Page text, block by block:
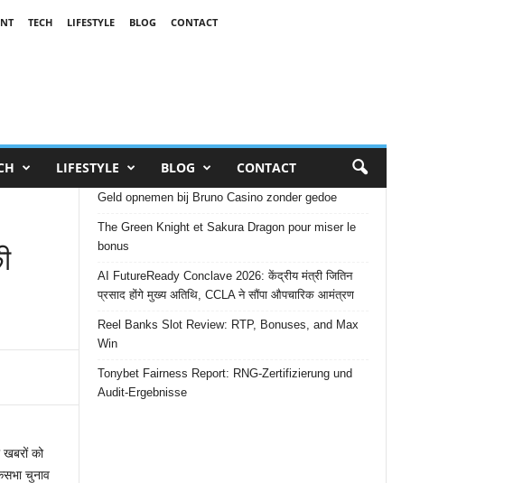
TECH LIFESTYLE BLOG
CONTACT
LIFESTYLE BLOG CONTACT
को
चुनाव
Geld opnemen bij Bruno Casino zonder gedoe
The Green Knight et Sakura Dragon pour miser le
bonus
AI FutureReady Conclave 2026: केंद्रीय मंत्री जितिन
प्रसाद होंगे मुख्य अतिथि, CCLA ने सौंपा औपचारिक आमंत्रण
Reel Banks Slot Review: RTP, Bonuses, and Max
Win
Tonybet Fairness Report: RNG-Zertifizierung und
Audit-Ergebnisse